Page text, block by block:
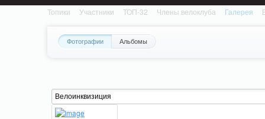
Топики Участники ТОП-32 Члены велоклуба Галерея
Вопрос-ответ Байки События
Фотографии Альбомы